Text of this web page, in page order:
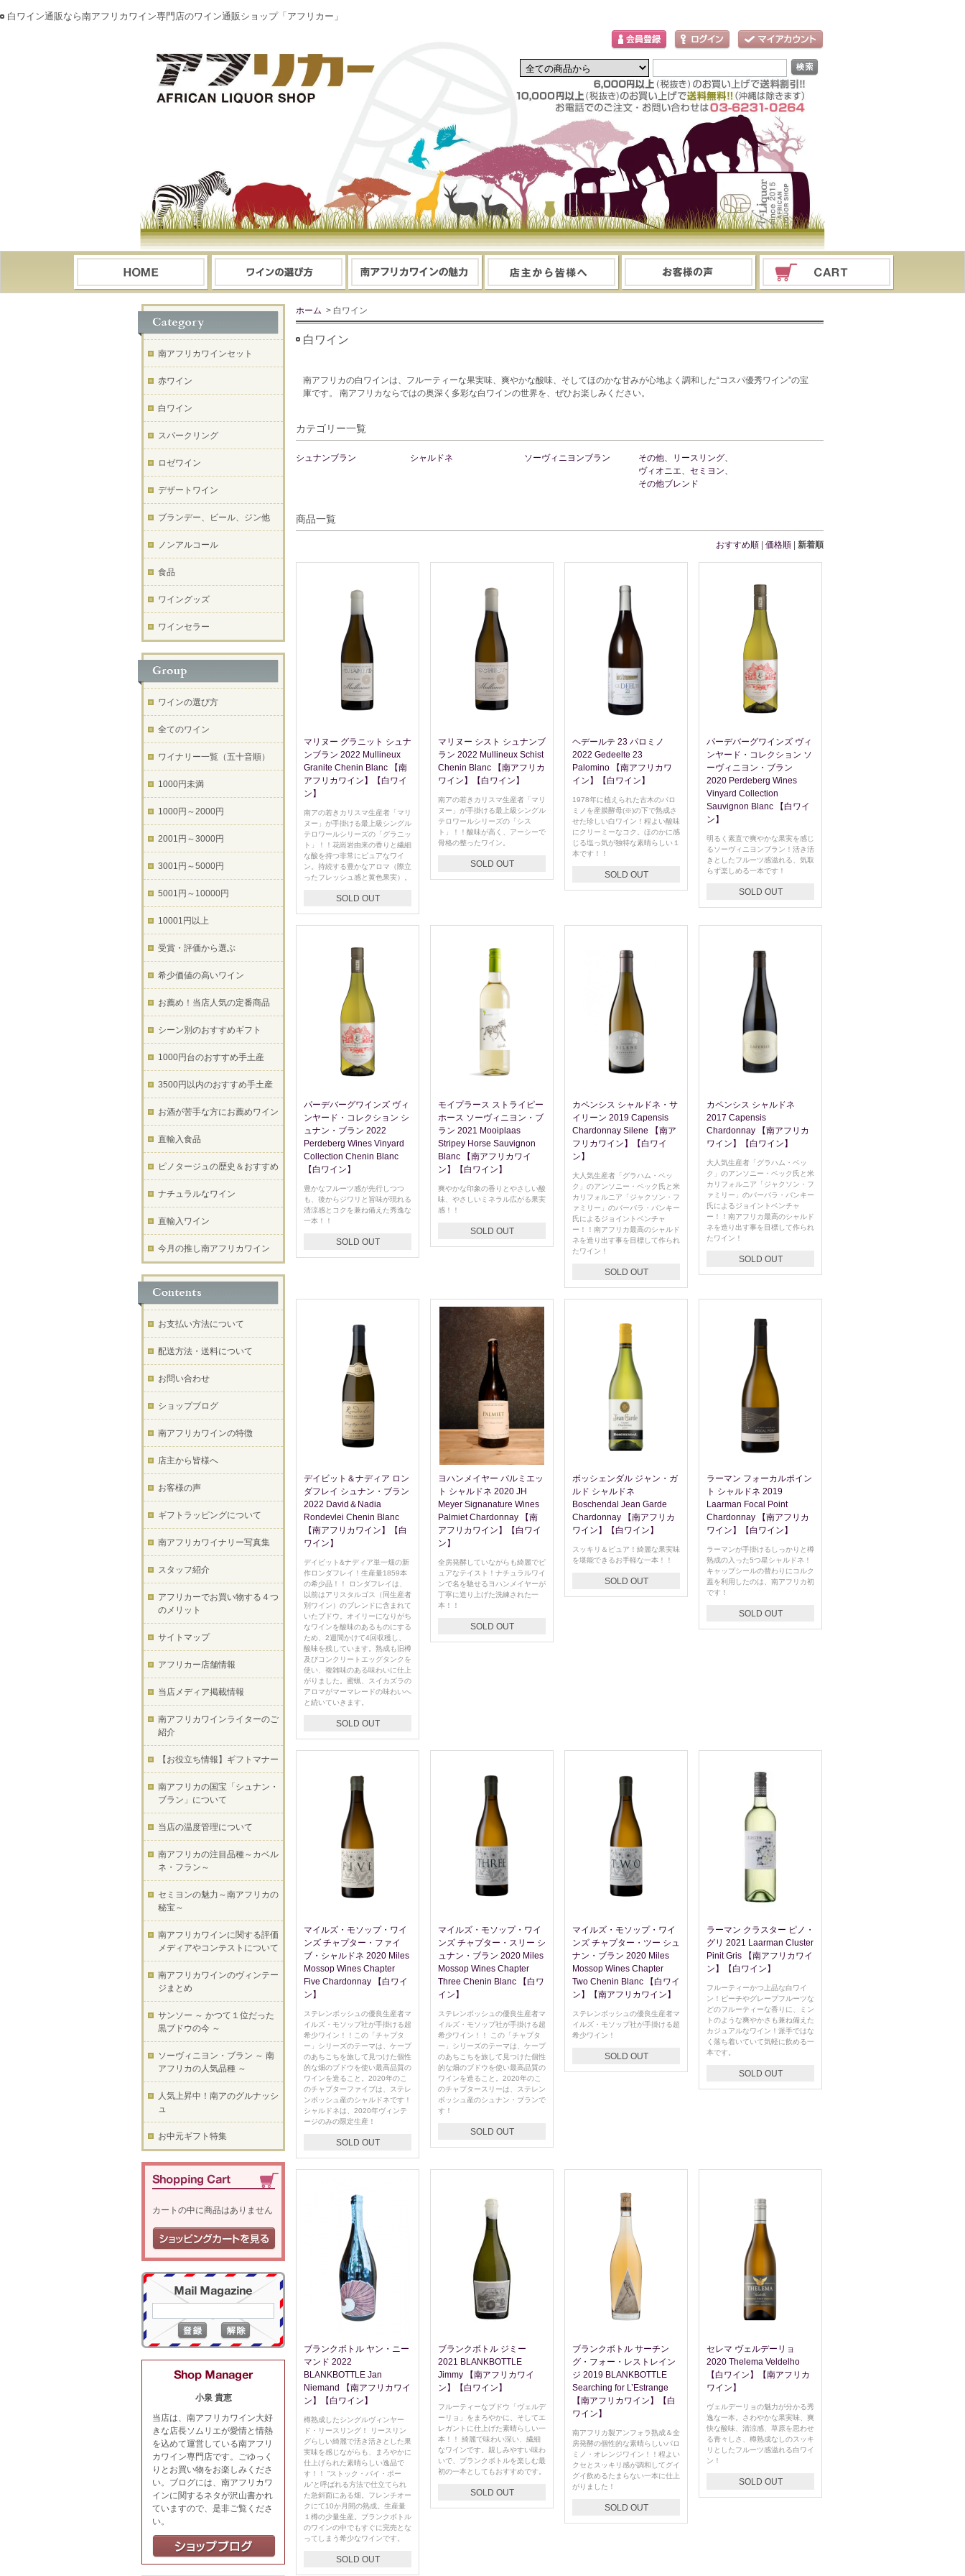
白ワイン通販なら南アフリカワイン専門店のワイン通販ショップ「アフリカー」
ホーム > 白ワイン
白ワイン
南アフリカの白ワインは、フルーティーな果実味、爽やかな酸味、そしてほのかな甘みが心地よく調和した“コスパ優秀ワイン”の宝
庫です。 南アフリカならではの奥深く多彩な白ワインの世界を、ぜひお楽しみください。
カテゴリー一覧
シュナンブラン シャルドネ ソーヴィニヨンブラン
その他、リースリング、
ヴィオニエ、セミヨン、
その他ブレンド
商品一覧
おすすめ順 価格順 新着順
マリヌー グラニット シュナ
ンブラン 2022 Mullineux
Granite Chenin Blanc 【南
アフリカワイン】【白ワイ
ン】
南アの若きカリスマ生産者「マリ
ヌー」が手掛ける最上級シングル
テロワールシリーズの「グラニッ
ト」！！花崗岩由来の香りと繊細
な酸を持つ非常にピュアなワイ
ン。持続する豊かなアロマ（際立
ったフレッシュ感と黄色果実）。
SOLD OUT
マリヌー シスト シュナンブ
ラン 2022 Mullineux Schist
Chenin Blanc 【南アフリカ
ワイン】【白ワイン】
南アの若きカリスマ生産者「マリ
ヌー」が手掛ける最上級シングル
テロワールシリーズの「シス
ト」！！酸味が高く、アーシーで
骨格の整ったワイン。
SOLD OUT
ヘデールテ 23 パロミノ
2022 Gedeelte 23
Palomino 【南アフリカワ
イン】【白ワイン】
1978年に植えられた古木のパロ
ミノを産膜酵母(※)の下で熟成さ
せた珍しい白ワイン！程よい酸味
にクリーミーなコク。ほのかに感
じる塩っ気が独特な素晴らしい１
本です！！
SOLD OUT
パーデバーグワインズ ヴィ
ンヤード・コレクション ソ
ーヴィニヨン・ブラン
2020 Perdeberg Wines
Vinyard Collection
Sauvignon Blanc 【白ワイ
ン】
明るく素直で爽やかな果実を感じ
るソーヴィニヨンブラン！活き活
きとしたフルーツ感溢れる、気取
らず楽しめる一本です！
SOLD OUT
パーデバーグワインズ ヴィ
ンヤード・コレクション シ
ュナン・ブラン 2022
Perdeberg Wines Vinyard
Collection Chenin Blanc
【白ワイン】
豊かなフルーツ感が先行しつつ
も、後からジワリと旨味が現れる
清涼感とコクを兼ね備えた秀逸な
一本！！
SOLD OUT
モイプラース ストライピー
ホース ソーヴィニヨン・ブ
ラン 2021 Mooiplaas
Stripey Horse Sauvignon
Blanc 【南アフリカワイ
ン】【白ワイン】
爽やかな印象の香りとやさしい酸
味、やさしいミネラル広がる果実
感！！
SOLD OUT
カペンシス シャルドネ・サ
イリーン 2019 Capensis
Chardonnay Silene 【南ア
フリカワイン】【白ワイ
ン】
大人気生産者「グラハム・ベッ
ク」のアンソニー・ベック氏と米
カリフォルニア「ジャクソン・フ
ァミリー」のバーバラ・バンキー
氏によるジョイントベンチャ
ー！！南アフリカ最高のシャルド
ネを造り出す事を目標して作られ
たワイン！
SOLD OUT
カペンシス シャルドネ
2017 Capensis
Chardonnay 【南アフリカ
ワイン】【白ワイン】
大人気生産者「グラハム・ベッ
ク」のアンソニー・ベック氏と米
カリフォルニア「ジャクソン・フ
ァミリー」のバーバラ・バンキー
氏によるジョイントベンチャ
ー！！南アフリカ最高のシャルド
ネを造り出す事を目標して作られ
たワイン！
SOLD OUT
デイビット＆ナディア ロン
ダフレイ シュナン・ブラン
2022 David＆Nadia
Rondevlei Chenin Blanc
【南アフリカワイン】【白
ワイン】
デイビット&ナディア単一畑の新
作ロンダフレイ！生産量1859本
の希少品！！ ロンダフレイは、
以前はアリスタルゴス（同生産者
別ワイン）のブレンドに含まれて
いたブドウ。オイリーになりがち
なワインを酸味のあるものにする
ため、2週間かけて4回収穫し、
酸味を残しています。熟成も旧樽
及びコンクリートエッグタンクを
使い、複雑味のある味わいに仕上
がりました。蜜蝋、スイカズラの
アロマがマーマレードの味わいへ
と続いていきます。
SOLD OUT
ヨハンメイヤー パルミエッ
ト シャルドネ 2020 JH
Meyer Signanature Wines
Palmiet Chardonnay 【南
アフリカワイン】【白ワイ
ン】
全房発酵していながらも綺麗でピ
ュアなテイスト！ナチュラルワイ
ンで名を馳せるヨハンメイヤーが
丁寧に造り上げた洗練された一
本！！
SOLD OUT
ボッシェンダル ジャン・ガ
ルド シャルドネ
Boschendal Jean Garde
Chardonnay 【南アフリカ
ワイン】【白ワイン】
スッキリ＆ピュア！綺麗な果実味
を堪能できるお手軽な一本！！
SOLD OUT
ラーマン フォーカルポイン
ト シャルドネ 2019
Laarman Focal Point
Chardonnay 【南アフリカ
ワイン】【白ワイン】
ラーマンが手掛けるしっかりと樽
熟成の入った5つ星シャルドネ！
キャップシールの替わりにコルク
蓋を利用したのは、南アフリカ初
です！
SOLD OUT
マイルズ・モソップ・ワイ
ンズ チャプター・ファイ
ブ・シャルドネ 2020 Miles
Mossop Wines Chapter
Five Chardonnay 【白ワイ
ン】
ステレンボッシュの優良生産者マ
イルズ・モソップ社が手掛ける超
希少ワイン！！この「チャプタ
ー」シリーズのテーマは、ケープ
のあちこちを旅して見つけた個性
的な畑のブドウを使い最高品質の
ワインを造ること。2020年のこ
のチャプターファイブは、ステレ
ンボッシュ産のシャルドネです！
シャルドネは、2020年ヴィンテ
ージのみの限定生産！
SOLD OUT
マイルズ・モソップ・ワイ
ンズ チャプター・スリー シ
ュナン・ブラン 2020 Miles
Mossop Wines Chapter
Three Chenin Blanc 【白ワ
イン】
ステレンボッシュの優良生産者マ
イルズ・モソップ社が手掛ける超
希少ワイン！！ この「チャプタ
ー」シリーズのテーマは、ケープ
のあちこちを旅して見つけた個性
的な畑のブドウを使い最高品質の
ワインを造ること。2020年のこ
のチャプタースリーは、ステレン
ボッシュ産のシュナン・ブランで
す！
SOLD OUT
マイルズ・モソップ・ワイ
ンズ チャプター・ツー シュ
ナン・ブラン 2020 Miles
Mossop Wines Chapter
Two Chenin Blanc 【白ワイ
ン】【南アフリカワイン】
ステレンボッシュの優良生産者マ
イルズ・モソップ社が手掛ける超
希少ワイン！
SOLD OUT
ラーマン クラスター ピノ・
グリ 2021 Laarman Cluster
Pinit Gris 【南アフリカワイ
ン】【白ワイン】
フルーティーかつ上品な白ワイ
ン！ピーチやグレープフルーツな
どのフルーティーな香りに、ミン
トのような爽やかさも兼ね備えた
カジュアルなワイン！派手ではな
く落ち着いていて気軽に飲める一
本です。
SOLD OUT
ブランクボトル ヤン・ニー
マンド 2022
BLANKBOTTLE Jan
Niemand 【南アフリカワイ
ン】【白ワイン】
樽熟成したシングルヴィンヤー
ド・リースリング！ リースリン
グらしい綺麗で活き活きとした果
実味を感じながらも、まろやかに
仕上げられた素晴らしい逸品で
す！！ ”ストック・バイ・ポー
ル“と呼ばれる方法で仕立てられ
た急斜面にある畑。フレンチオー
クにて10か月間の熟成。生産量
１樽の少量生産。ブランクボトル
のワインの中でもすぐに完売とな
ってしまう希少なワインです。
SOLD OUT
ブランクボトル ジミー
2021 BLANKBOTTLE
Jimmy 【南アフリカワイ
ン】【白ワイン】
フルーティーなブドウ「ヴェルデ
ーリョ」をまろやかに、そしてエ
レガントに仕上げた素晴らしい一
本！！ 綺麗で味わい深い、繊細
なワインです。親しみやすい味わ
いで、ブランクボトルを楽しむ最
初の一本としてもおすすめです。
SOLD OUT
ブランクボトル サーチン
グ・フォー・レストレイン
ジ 2019 BLANKBOTTLE
Searching for L’Estrange
【南アフリカワイン】【白
ワイン】
南アフリカ製アンフォラ熟成＆全
房発酵の個性的な素晴らしいパロ
ミノ・オレンジワイン！！程よい
クセとスッキリ感が調和してグイ
グイ飲めるたまらない一本に仕上
がりました！
SOLD OUT
セレマ ヴェルデーリョ
2020 Thelema Veldelho
【白ワイン】【南アフリカ
ワイン】
ヴェルデーリョの魅力が分かる秀
逸な一本。さわやかな果実味、爽
快な酸味、清涼感、草原を思わせ
る青々しさ、樽熟成なしのスッキ
リとしたフルーツ感溢れる白ワイ
ン！
SOLD OUT
南アフリカワインセット
赤ワイン
白ワイン
スパークリング
ロゼワイン
デザートワイン
ブランデー、ビール、ジン他
ノンアルコール
食品
ワイングッズ
ワインセラー
ワインの選び方
全てのワイン
ワイナリー一覧（五十音順）
1000円未満
1000円～2000円
2001円～3000円
3001円～5000円
5001円～10000円
10001円以上
受賞・評価から選ぶ
希少価値の高いワイン
お薦め！当店人気の定番商品
シーン別のおすすめギフト
1000円台のおすすめ手土産
3500円以内のおすすめ手土産
お酒が苦手な方にお薦めワイン
直輸入食品
ピノタージュの歴史＆おすすめ
ナチュラルなワイン
直輸入ワイン
今月の推し南アフリカワイン
お支払い方法について
配送方法・送料について
お問い合わせ
ショップブログ
南アフリカワインの特徴
店主から皆様へ
お客様の声
ギフトラッピングについて
南アフリカワイナリー写真集
スタッフ紹介
アフリカーでお買い物する４つ
のメリット
サイトマップ
アフリカー店舗情報
当店メディア掲載情報
南アフリカワインライターのご
紹介
【お役立ち情報】ギフトマナー
南アフリカの国宝「シュナン・
ブラン」について
当店の温度管理について
南アフリカの注目品種～カベル
ネ・フラン～
セミヨンの魅力～南アフリカの
秘宝～
南アフリカワインに関する評価
メディアやコンテストについて
南アフリカワインのヴィンテー
ジまとめ
サンソー ～ かつて１位だった
黒ブドウの今 ～
ソーヴィニヨン・ブラン ～ 南
アフリカの人気品種 ～
人気上昇中！南アのグルナッシ
ュ
お中元ギフト特集
カートの中に商品はありません
小泉 貴恵
当店は、南アフリカワイン大好
きな店長ソムリエが愛情と情熱
を込めて運営している南アフリ
カワイン専門店です。ごゆっく
りとお買い物をお楽しみくださ
い。ブログには、南アフリカワ
インに関するネタが沢山書かれ
ていますので、是非ご覧くださ
い。